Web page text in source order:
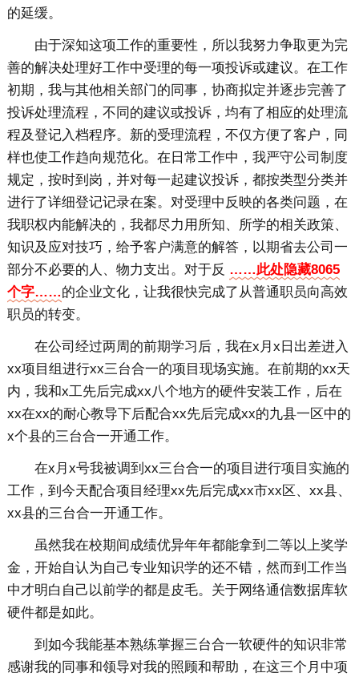
的延缓。
由于深知这项工作的重要性，所以我努力争取更为完
善的解决处理好工作中受理的每一项投诉或建议。在工作
初期，我与其他相关部门的同事，协商拟定并逐步完善了
投诉处理流程，不同的建议或投诉，均有了相应的处理流
程及登记入档程序。新的受理流程，不仅方便了客户，同
样也使工作趋向规范化。在日常工作中，我严守公司制度
规定，按时到岗，并对每一起建议投诉，都按类型分类并
进行了详细登记记录在案。对受理中反映的各类问题，在
我职权内能解决的，我都尽力用所知、所学的相关政策、
知识及应对技巧，给予客户满意的解答，以期省去公司一
部分不必要的人、物力支出。对于反 ……此处隐藏8065
个字……的企业文化，让我很快完成了从普通职员向高效
职员的转变。
在公司经过两周的前期学习后，我在x月x日出差进入
xx项目组进行xx三台合一的项目现场实施。在前期的xx天
内，我和x工先后完成xx八个地方的硬件安装工作，后在
xx在xx的耐心教导下后配合xx先后完成xx的九县一区中的
x个县的三台合一开通工作。
在x月x号我被调到xx三台合一的项目进行项目实施的
工作，到今天配合项目经理xx先后完成xx市xx区、xx县、
xx县的三台合一开通工作。
虽然我在校期间成绩优异年年都能拿到二等以上奖学
金，开始自认为自己专业知识学的还不错，然而到工作当
中才明白自己以前学的都是皮毛。关于网络通信数据库软
硬件都是如此。
到如今我能基本熟练掌握三台合一软硬件的知识非常
感谢我的同事和领导对我的照顾和帮助，在这三个月中项